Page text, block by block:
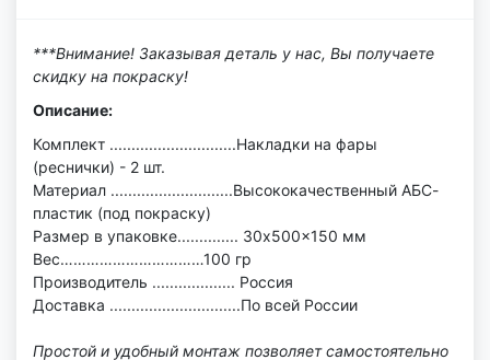
***Внимание! Заказывая деталь у нас, Вы получаете
скидку на покраску!
Описание:
Комплект .............................Накладки на фары
(реснички) - 2 шт.
Материал ............................Высококачественный АБС-
пластик (под покраску)
Размер в упаковке.............. 30x500x150 мм
Вес……………………………100 гр
Производитель ................... Россия
Доставка ..............................По всей России
Простой и удобный монтаж позволяет самостоятельно